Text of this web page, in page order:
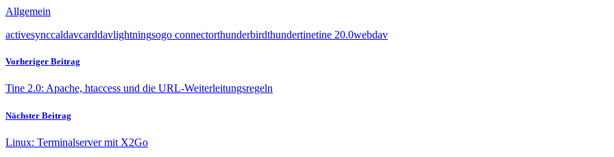
Allgemein
activesynccaldavcarddavlightningsogo connectorthunderbirdthundertinetine 20.0webdav
Vorheriger Beitrag
Tine 2.0: Apache, htaccess und die URL-Weiterleitungsregeln
Nächster Beitrag
Linux: Terminalserver mit X2Go